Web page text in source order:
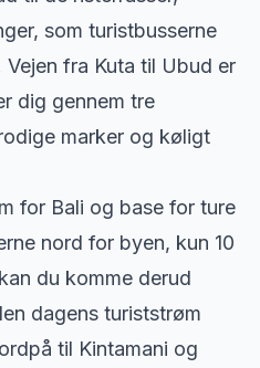
som turistbusserne
fra Kuta til Ubud er
dig gennem tre
marker og køligt
for Bali og base for ture
nord for byen, kun 10
du komme derud
dagens turiststrøm
til Kintamani og